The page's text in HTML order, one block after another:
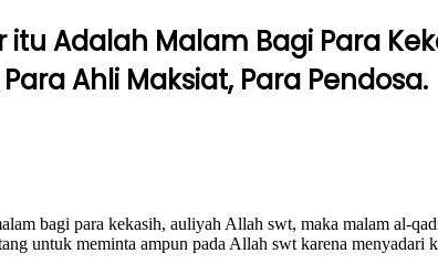
Adalah Malam Bagi Para
Ahli Maksiat, Para Pendosa.
bagi para kekasih, auliyah Allah swt, maka malam al-
untuk meminta ampun pada Allah swt karena menyadari